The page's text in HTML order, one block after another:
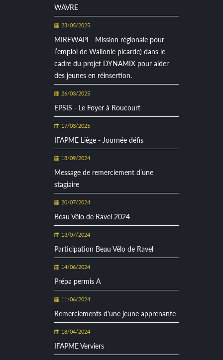
WAVRE
23/05/2025
MIREWAPI - Mission régionale pour
l’emploi de Wallonie picarde) dans le
cadre du projet DYNAMIX pour aider
des jeunes en réinsertion.
26/03/2025
EPSIS - Le Foyer à Roucourt
17/03/2025
IFAPME Liège - Journée défis
18/09/2024
Message de remerciement d’une
stagiaire
20/07/2024
Beau Vélo de Ravel 2024
13/07/2024
Participation Beau Vélo de Ravel
14/06/2024
Prépa permis A
11/06/2024
Remerciements d'une jeune apprenante
18/04/2024
IFAPME Verviers